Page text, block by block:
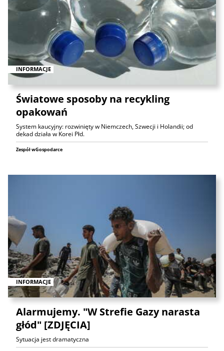
INFORMACJE
Światowe sposoby na recykling
opakowań
System kaucyjny: rozwinięty w Niemczech, Szwecji i Holandii; od
dekad działa w Korei Płd.
Zespół wGospodarce
INFORMACJE
Alarmujemy. "W Strefie Gazy narasta
głód" [ZDJĘCIA]
Sytuacja jest dramatyczna